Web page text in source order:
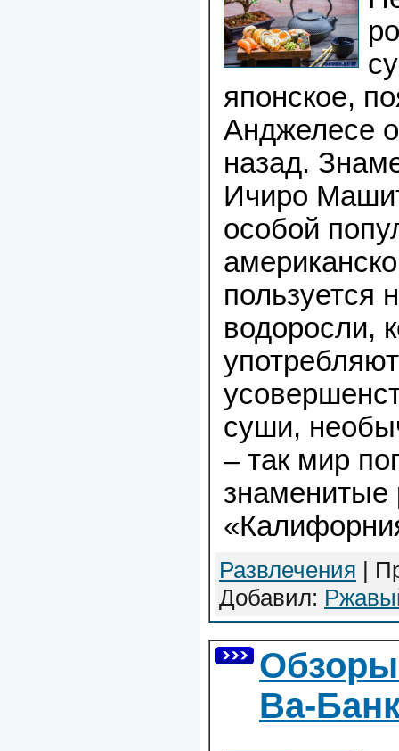
японское,
Анджелесе
назад.
Ичиро
особой
пользуется
водоросли,
суши,
– так мир
знаменитые
Развлечения |
Добавил:
Обзоры
Ва-